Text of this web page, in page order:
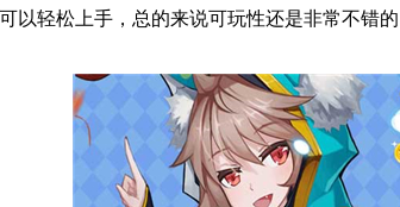
以轻松上手，总的来说可玩性还是非常不错